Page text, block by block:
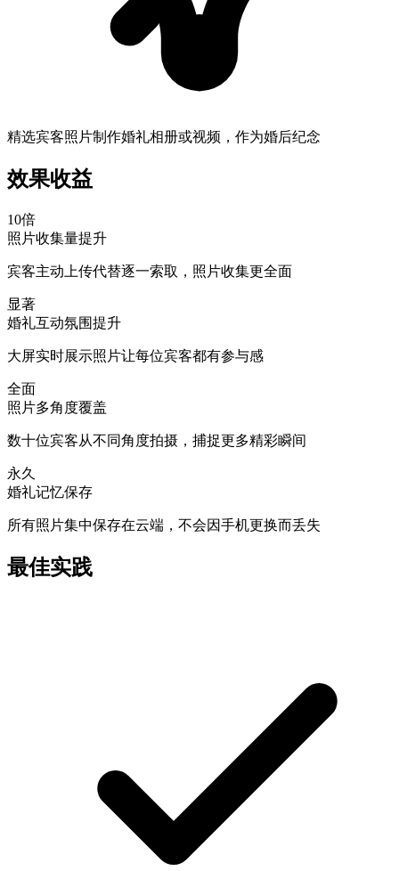
精选宾客照片制作婚礼相册或视频，作为婚后纪念
效果收益
10倍
照片收集量提升
宾客主动上传代替逐一索取，照片收集更全面
显著
婚礼互动氛围提升
大屏实时展示照片让每位宾客都有参与感
全面
照片多角度覆盖
数十位宾客从不同角度拍摄，捕捉更多精彩瞬间
永久
婚礼记忆保存
所有照片集中保存在云端，不会因手机更换而丢失
最佳实践